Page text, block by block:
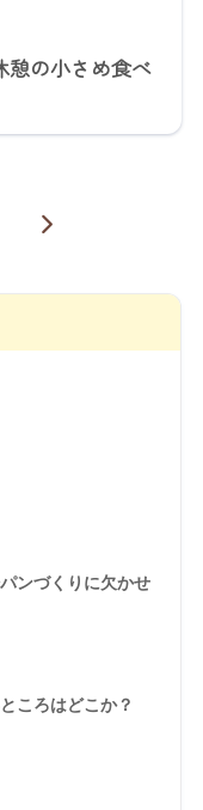
の小さめ食べ
ンづくりに欠かせ
ころはどこか？